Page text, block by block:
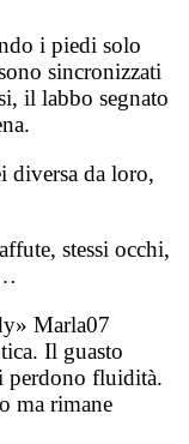
i piedi solo
sincronizzati
il labbo segnato
diversa da loro,
stessi occhi,
Marla07
Il guasto
perdono fluidità.
ma rimane